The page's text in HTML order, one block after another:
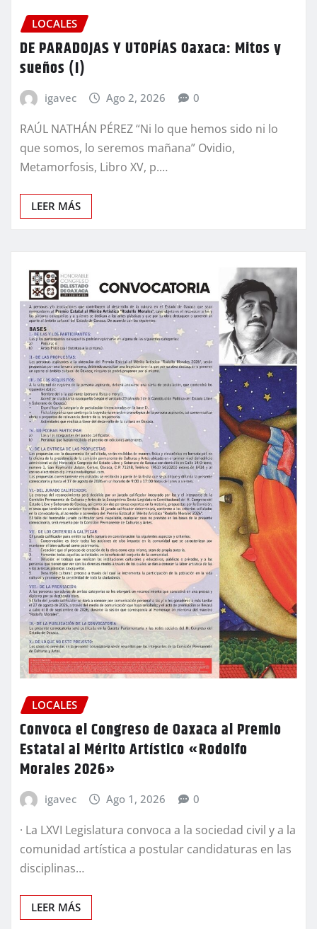
LOCALES
DE PARADOJAS Y UTOPÍAS Oaxaca: Mitos y
sueños (I)
igavec Ago 2, 2026 0
RAÚL NATHÁN PÉREZ “Ni lo que hemos sido ni lo
que somos, lo seremos mañana” Ovidio,
Metamorfosis, Libro XV, p.…
LEER MÁS
LOCALES
Convoca el Congreso de Oaxaca al Premio
Estatal al Mérito Artístico «Rodolfo
Morales 2026»
igavec Ago 1, 2026 0
· La LXVI Legislatura convoca a la sociedad civil y a la
comunidad artística a postular candidaturas en las
disciplinas…
LEER MÁS